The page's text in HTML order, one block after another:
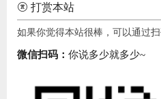
打赏本站
如果你觉得本站很棒，可以通过扫
微信扫码： 你说多少就多少~